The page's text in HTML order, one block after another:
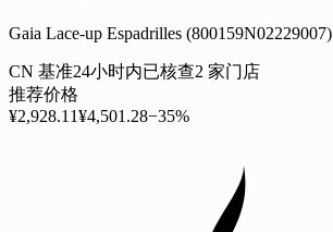
Gaia Lace-up Espadrilles (800159N02229007)
CN 基准24小时内已核查2 家门店
推荐价格
¥2,928.11¥4,501.28−35%